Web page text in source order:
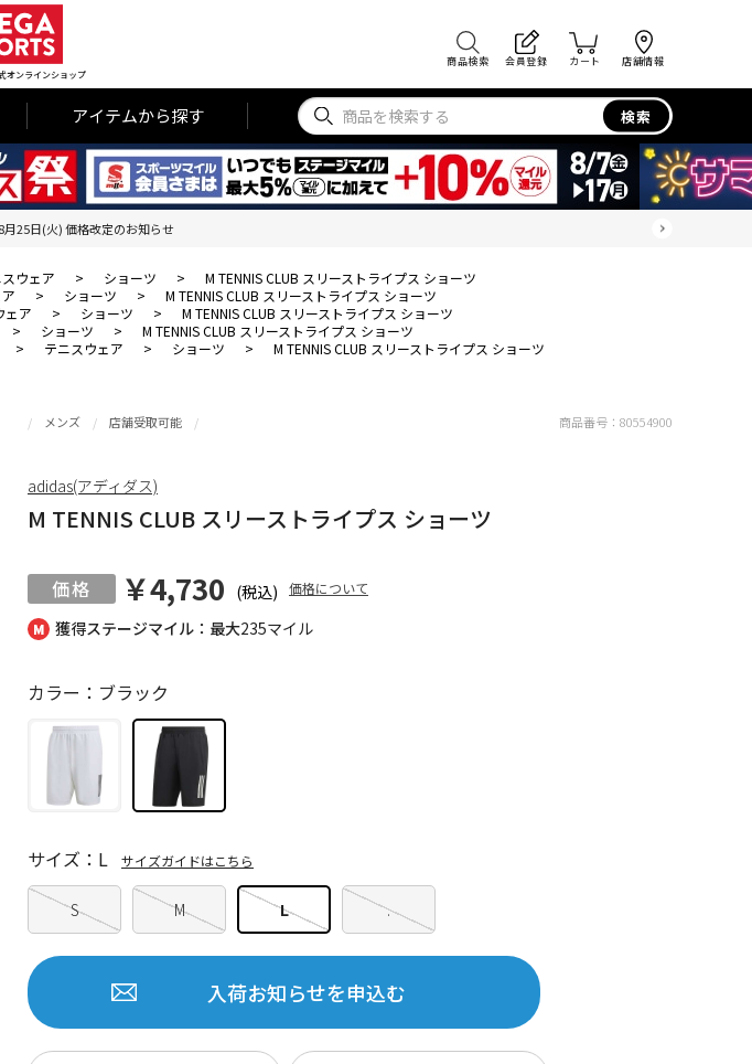
オンラインショップ
商品検索 会員登録 カート 店舗情報
アイテムから探す 検索
25日(火) 価格改定のお知らせ
ウェア > ショーツ >
M TENNIS CLUB スリーストライプス ショーツ
> ショーツ >
M TENNIS CLUB スリーストライプス ショーツ
ェア > ショーツ >
M TENNIS CLUB スリーストライプス ショーツ
> ショーツ >
M TENNIS CLUB スリーストライプス ショーツ
> テニスウェア > ショーツ > M TENNIS CLUB スリーストライプス ショーツ
獲得ステージマイル：最大235マイル
メンズ 店舗受取可能
M TENNIS CLUB スリーストライプス ショーツ
￥4,730 (税込) 価格について
カラー：ブラック
S M L .
サイズ：L サイズガイドはこちら
入荷お知らせを申込む
商品番号： 80554900
adidas(アディダス)